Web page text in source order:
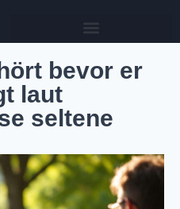
bevor er
laut
seltene